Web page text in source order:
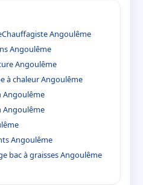
Chauffagiste Angoulême
Angoulême
Angoulême
à chaleur Angoulême
Angoulême
Angoulême
Angoulême
bac à graisses Angoulême